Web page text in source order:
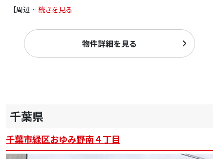
【周辺… 続きを見る
物件詳細を見る
千葉県
千葉市緑区おゆみ野南４丁目